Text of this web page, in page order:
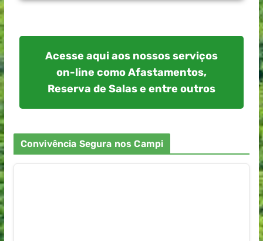
Acesse aqui aos nossos serviços
on-line como Afastamentos,
Reserva de Salas e entre outros
Convivência Segura nos Campi